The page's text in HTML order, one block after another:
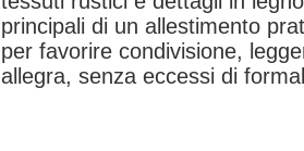
principali di un allestimento
per favorire condivisione,
allegra, senza eccessi di